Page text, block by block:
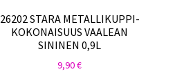
26202 STARA METALLIKUPPI-
KOKONAISUUS VAALEAN
SININEN 0,9L
9,90€